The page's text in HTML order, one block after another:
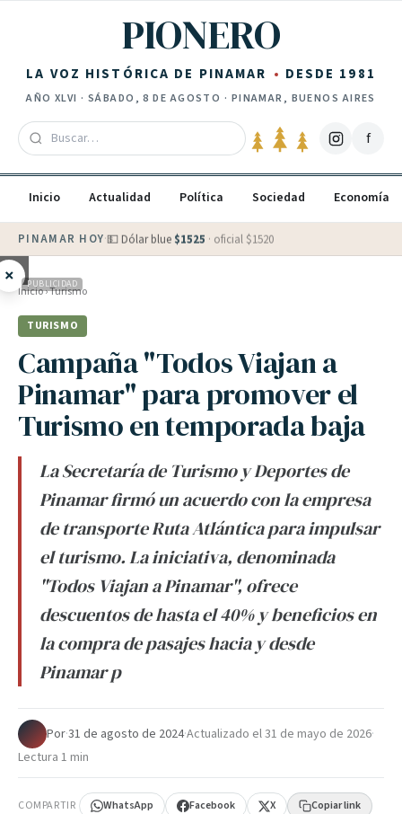
PIONERO
LA VOZ HISTÓRICA DE PINAMAR DESDE 1981
AÑO XLVI · SÁBADO, 8 DE AGOSTO · PINAMAR, BUENOS AIRES
f
Inicio Actualidad Política Sociedad Economía
PINAMAR HOY·💵 Dólar blue $1525 · oficial $1520
× PUBLICIDAD
Inicio›Turismo
TURISMO
Campaña "Todos Viajan a
Pinamar" para promover el
Turismo en temporada baja
La Secretaría de Turismo y Deportes de
Pinamar firmó un acuerdo con la empresa
de transporte Ruta Atlántica para impulsar
el turismo. La iniciativa, denominada
"Todos Viajan a Pinamar", ofrece
descuentos de hasta el 40% y beneficios en
la compra de pasajes hacia y desde
Pinamar p
Por·31 de agosto de 2024·Actualizado el31 de mayo de 2026·
Lectura 1 min
COMPARTIR WhatsApp Facebook X Copiar link